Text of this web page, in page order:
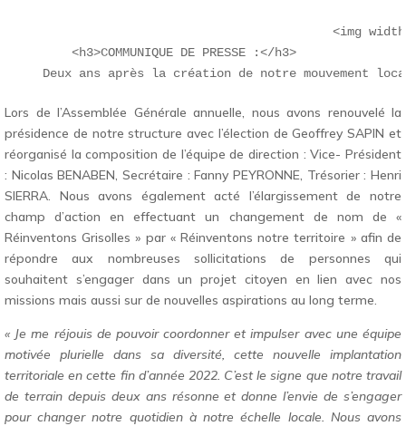
<img
        <h3>COMMUNIQUE DE PRESSE :</h3>
Lors de l’Assemblée Générale annuelle, nous avons renouvelé la
présidence de notre structure avec l’élection de Geoffrey SAPIN et
réorganisé la composition de l’équipe de direction : Vice- Président
: Nicolas BENABEN, Secrétaire : Fanny PEYRONNE, Trésorier : Henri
SIERRA. Nous avons également acté l’élargissement de notre
champ d’action en effectuant un changement de nom de «
Réinventons Grisolles » par « Réinventons notre territoire » afin de
répondre aux nombreuses sollicitations de personnes qui
souhaitent s’engager dans un projet citoyen en lien avec nos
missions mais aussi sur de nouvelles aspirations au long terme.
« Je me réjouis de pouvoir coordonner et impulser avec une équipe
motivée plurielle dans sa diversité, cette nouvelle implantation
territoriale en cette fin d’année 2022. C’est le signe que notre travail
de terrain depuis deux ans résonne et donne l’envie de s’engager
pour changer notre quotidien à notre échelle locale. Nous avons